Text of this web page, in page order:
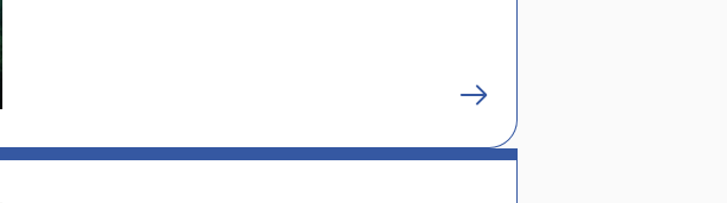
aux abois et Katia va devoir assurer la sécurité de la